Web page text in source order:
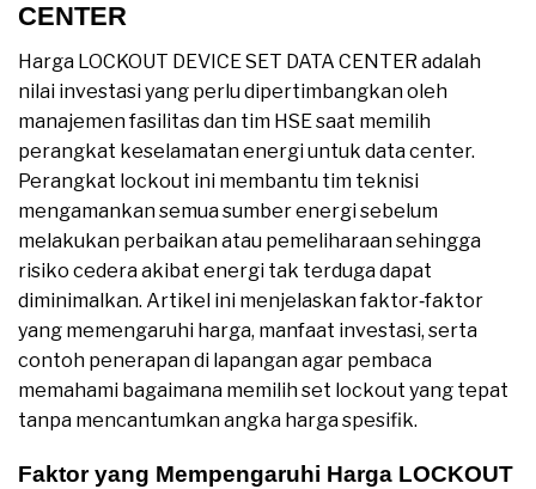
CENTER
Harga LOCKOUT DEVICE SET DATA CENTER adalah
nilai investasi yang perlu dipertimbangkan oleh
manajemen fasilitas dan tim HSE saat memilih
perangkat keselamatan energi untuk data center.
Perangkat lockout ini membantu tim teknisi
mengamankan semua sumber energi sebelum
melakukan perbaikan atau pemeliharaan sehingga
risiko cedera akibat energi tak terduga dapat
diminimalkan. Artikel ini menjelaskan faktor‑faktor
yang memengaruhi harga, manfaat investasi, serta
contoh penerapan di lapangan agar pembaca
memahami bagaimana memilih set lockout yang tepat
tanpa mencantumkan angka harga spesifik.
Faktor yang Mempengaruhi Harga LOCKOUT